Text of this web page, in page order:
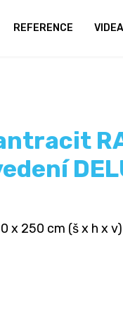
REFERENCE VIDEA
x 250 cm (š x h x